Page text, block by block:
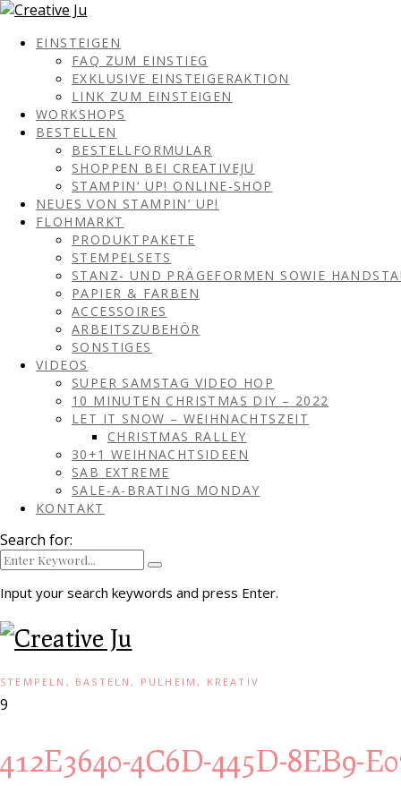
EINSTEIGEN
FAQ ZUM EINSTIEG
EXKLUSIVE EINSTEIGERAKTION
LINK ZUM EINSTEIGEN
WORKSHOPS
BESTELLEN
BESTELLFORMULAR
SHOPPEN BEI CREATIVEJU
STAMPIN‘ UP! ONLINE-SHOP
NEUES VON STAMPIN‘ UP!
FLOHMARKT
PRODUKTPAKETE
STEMPELSETS
STANZ- UND PRÄGEFORMEN SOWIE
PAPIER & FARBEN
ACCESSOIRES
ARBEITSZUBEHÖR
SONSTIGES
VIDEOS
SUPER SAMSTAG VIDEO HOP
10 MINUTEN CHRISTMAS DIY – 2022
LET IT SNOW – WEIHNACHTSZEIT
CHRISTMAS RALLEY
30+1 WEIHNACHTSIDEEN
SAB EXTREME
SALE-A-BRATING MONDAY
KONTAKT
Search for:
Input your search keywords and press Enter.
STEMPELN, BASTELN, PULHEIM, KREATIV
9
412E3640-4C6D-445D-8EB9-